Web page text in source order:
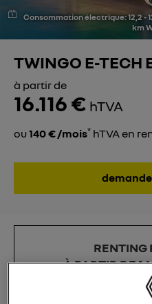
Consommation électrique: 12,2 -
km
TWINGO E-TECH
à partir de
16.116 € hTVA
ou140 € /mois* hTVA en
RENTING
À PARTIR DE